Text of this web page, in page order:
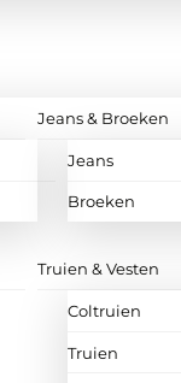
Jeans & Broeken
Jeans
Broeken
Truien & Vesten
Coltruien
Truien